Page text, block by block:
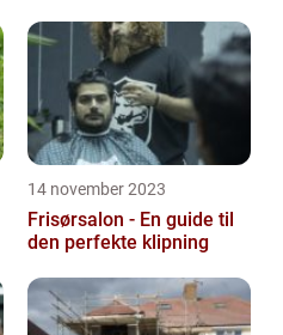
14 november 2023
Frisørsalon - En guide til
den perfekte klipning